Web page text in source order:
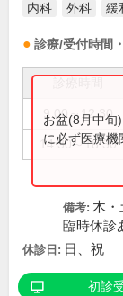
内科 外科 緩
診療/受付時間
9:00～12:30
14:30～18:30
お盆(8月中旬
に必ず医療機
備考: 木・
臨時休診
休診日: 日、祝
初診